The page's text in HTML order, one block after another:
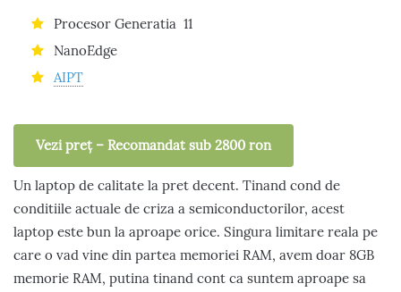
Procesor Generatia 11
NanoEdge
AIPT
Vezi preț – Recomandat sub 2800 ron
Un laptop de calitate la pret decent. Tinand cond de
conditiile actuale de criza a semiconductorilor, acest
laptop este bun la aproape orice. Singura limitare reala pe
care o vad vine din partea memoriei RAM, avem doar 8GB
memorie RAM, putina tinand cont ca suntem aproape sa